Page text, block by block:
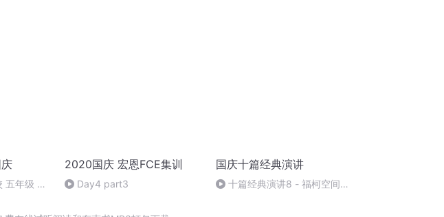
五年级 孙
2020国庆 宏恩FCE集训
Day4 part3
国庆十篇经典演讲
十篇经典演讲8 - 福柯空间回